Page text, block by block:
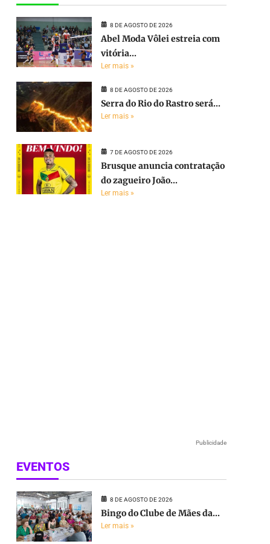
8 DE AGOSTO DE 2026
Abel Moda Vôlei estreia com
vitória...
Ler mais »
8 DE AGOSTO DE 2026
Serra do Rio do Rastro será...
Ler mais »
7 DE AGOSTO DE 2026
Brusque anuncia contratação
do zagueiro João...
Ler mais »
Publicidade
EVENTOS
8 DE AGOSTO DE 2026
Bingo do Clube de Mães da...
Ler mais »